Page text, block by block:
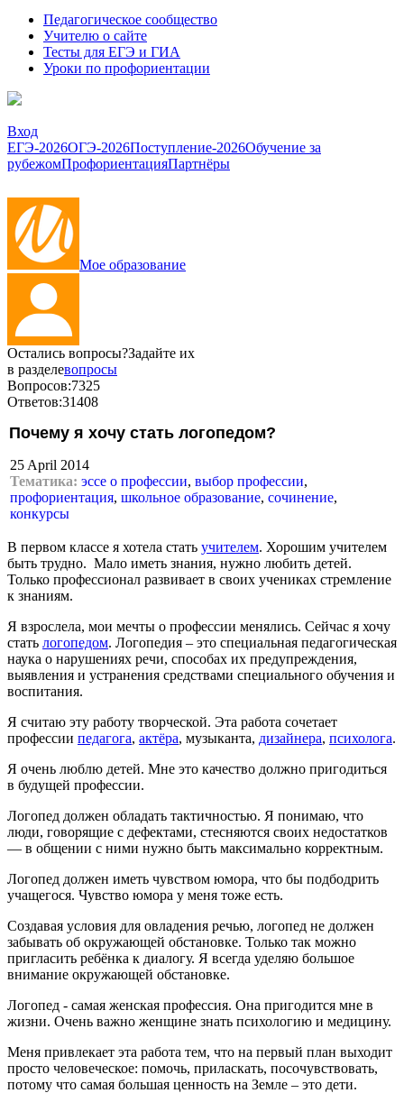
Педагогическое сообщество
Учителю о сайте
Тесты для ЕГЭ и ГИА
Уроки по профориентации
Вход
ЕГЭ-2026ОГЭ-2026Поступление-2026Обучение за
рубежомПрофориентацияПартнёры
Мое образование
Остались вопросы?Задайте их
в разделевопросы
Вопросов:7325
Ответов:31408
Почему я хочу стать логопедом?
25 April 2014
Тематика: эссе о профессии, выбор профессии,
профориентация, школьное образование, сочинение,
конкурсы
В первом классе я хотела стать учителем. Хорошим учителем
быть трудно. Мало иметь знания, нужно любить детей.
Только профессионал развивает в своих учениках стремление
к знаниям.
Я взрослела, мои мечты о профессии менялись. Сейчас я хочу
стать логопедом. Логопедия – это специальная педагогическая
наука о нарушениях речи, способах их предупреждения,
выявления и устранения средствами специального обучения и
воспитания.
Я считаю эту работу творческой. Эта работа сочетает
профессии педагога, актёра, музыканта, дизайнера, психолога.
Я очень люблю детей. Мне это качество должно пригодиться
в будущей профессии.
Логопед должен обладать тактичностью. Я понимаю, что
люди, говорящие с дефектами, стесняются своих недостатков
— в общении с ними нужно быть максимально корректным.
Логопед должен иметь чувством юмора, что бы подбодрить
учащегося. Чувство юмора у меня тоже есть.
Создавая условия для овладения речью, логопед не должен
забывать об окружающей обстановке. Только так можно
пригласить ребёнка к диалогу. Я всегда уделяю большое
внимание окружающей обстановке.
Логопед - самая женская профессия. Она пригодится мне в
жизни. Очень важно женщине знать психологию и медицину.
Меня привлекает эта работа тем, что на первый план выходит
просто человеческое: помочь, приласкать, посочувствовать,
потому что самая большая ценность на Земле – это дети.